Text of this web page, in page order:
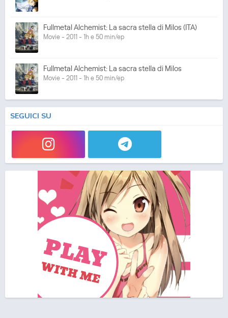
Fullmetal Alchemist: La sacra stella di Milos (ITA)
Movie - 2011 - 1h e 50 min/ep
Fullmetal Alchemist: La sacra stella di Milos
Movie - 2011 - 1h e 50 min/ep
SEGUICI SU